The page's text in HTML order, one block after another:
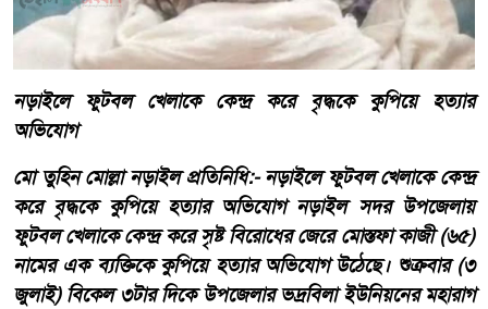
নড়াইলে ফুটবল খেলাকে কেন্দ্র করে বৃদ্ধকে কুপিয়ে হত্যার
অভিযোগ
মো তুহিন মোল্লা নড়াইল প্রতিনিধি:- নড়াইলে ফুটবল খেলাকে কেন্দ্র
করে বৃদ্ধকে কুপিয়ে হত্যার অভিযোগ নড়াইল সদর উপজেলায়
ফুটবল খেলাকে কেন্দ্র করে সৃষ্ট বিরোধের জেরে মোস্তফা কাজী (৬৫)
নামের এক ব্যক্তিকে কুপিয়ে হত্যার অভিযোগ উঠেছে। শুক্রবার (৩
জুলাই) বিকেল ৩টার দিকে উপজেলার ভদ্রবিলা ইউনিয়নের মহারাগ